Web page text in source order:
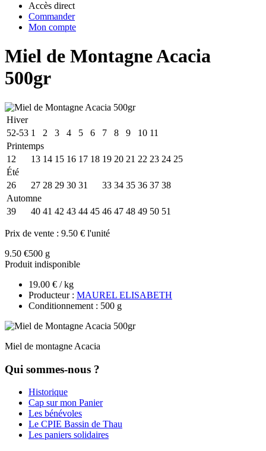
Accès direct
Commander
Mon compte
Miel de Montagne Acacia
500gr
Hiver
52-53 1 2 3 4 5 6 7 8 9 10 11
Printemps
12
13 14 15 16 17 18 19 20 21 22 23 24 25
Été
26
27 28 29 30 31 33 34 35 36 37 38
Automne
39
40 41 42 43 44 45 46 47 48 49 50 51
Prix de vente : 9.50 € l'unité
9.50 €500 g
Produit indisponible
19.00 € / kg
Producteur : MAUREL ELISABETH
Conditionnement : 500 g
Miel de montagne Acacia
Qui sommes-nous ?
Historique
Cap sur mon Panier
Les bénévoles
Le CPIE Bassin de Thau
Les paniers solidaires